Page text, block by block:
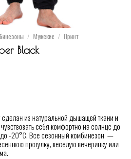
/ Мужские / Принт
Black
из натуральной дышащей ткани и
себя комфортно на солнце до
-20°С. Все сезонный комбинезон —
прогулку, веселую вечеринку или